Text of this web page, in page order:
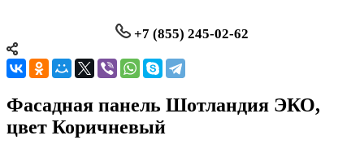
+7 (855) 245-02-62
Фасадная панель Шотландия ЭКО,
цвет Коричневый